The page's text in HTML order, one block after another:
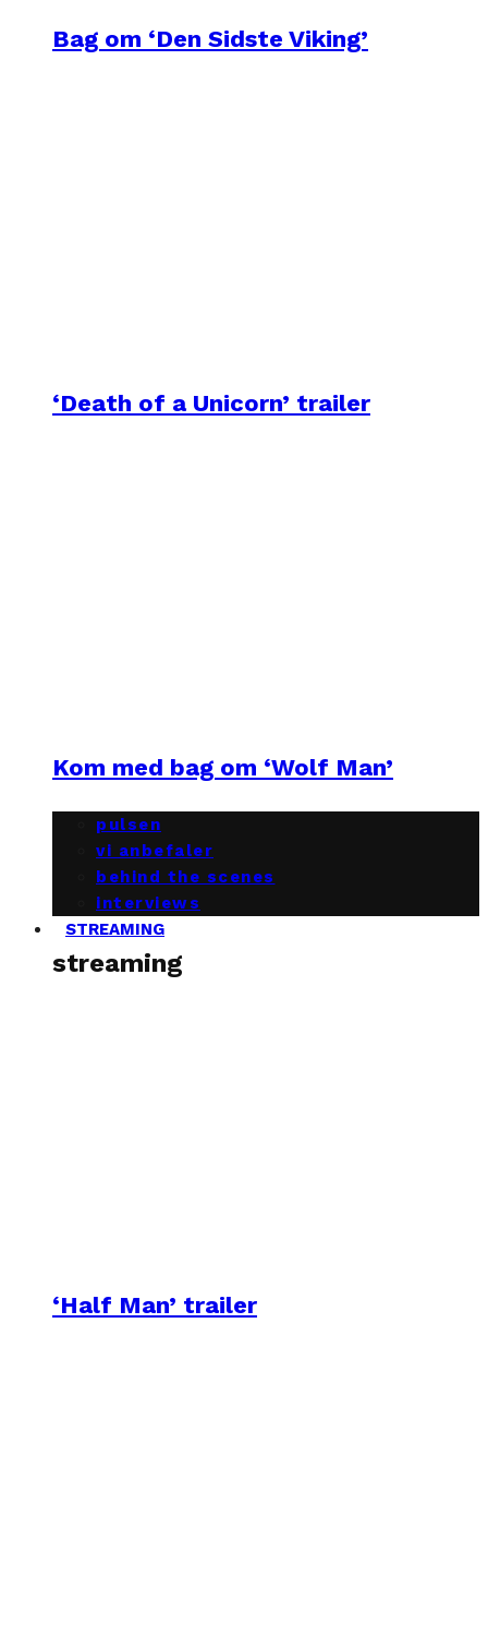
Bag om ‘Den Sidste Viking’
‘Death of a Unicorn’ trailer
Kom med bag om ‘Wolf Man’
pulsen
vi anbefaler
behind the scenes
interviews
STREAMING
streaming
‘Half Man’ trailer